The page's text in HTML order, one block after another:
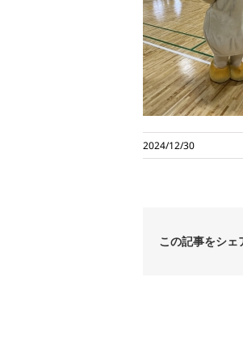
2024/12/30
この記事をシェ